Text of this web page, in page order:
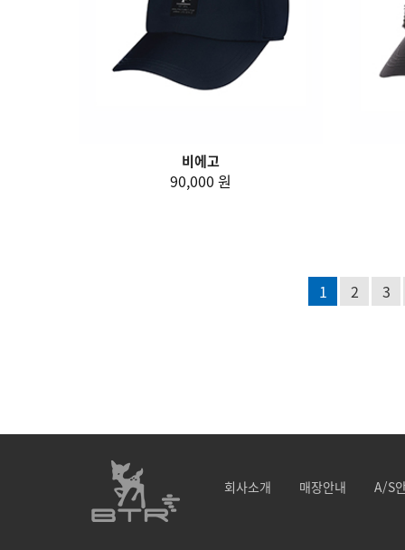
비에고
90,000 원
1 2 3
회사소개 매장안내 A/S